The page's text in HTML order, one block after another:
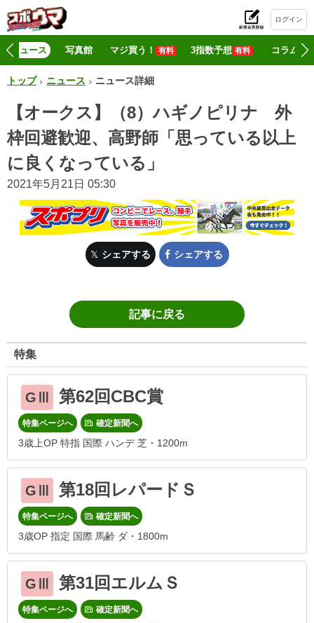
ログイン
ニュース 写真館 マジ買う！ 有料 3指数予想 有料 コラム
トップ ニュース ニュース詳細
【オークス】（8）ハギノピリナ 外
枠回避歓迎、高野師「思っている以上
に良くなっている」
2021年5月21日 05:30
シェアする シェアする
記事に戻る
特集
GⅢ 第62回CBC賞
特集ページへ 確定新聞へ
3歳上OP 特指 国際 ハンデ 芝・1200m
GⅢ 第18回レパードＳ
特集ページへ 確定新聞へ
3歳OP 指定 国際 馬齢 ダ・1800m
GⅢ 第31回エルムＳ
特集ページへ 確定新聞へ